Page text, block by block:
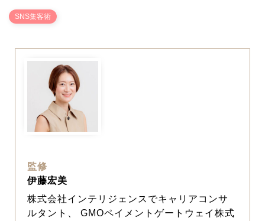
SNS集客術
監修
伊藤宏美
株式会社インテリジェンスでキャリアコンサ
ルタント、 GMOペイメントゲートウェイ株式